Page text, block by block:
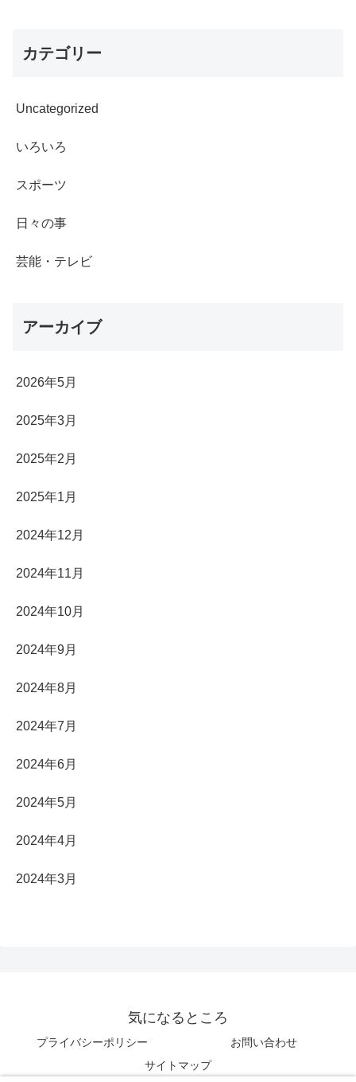
カテゴリー
Uncategorized
いろいろ
スポーツ
日々の事
芸能・テレビ
アーカイブ
2026年5月
2025年3月
2025年2月
2025年1月
2024年12月
2024年11月
2024年10月
2024年9月
2024年8月
2024年7月
2024年6月
2024年5月
2024年4月
2024年3月
気になるところ
プライバシーポリシー
お問い合わせ
サイトマップ